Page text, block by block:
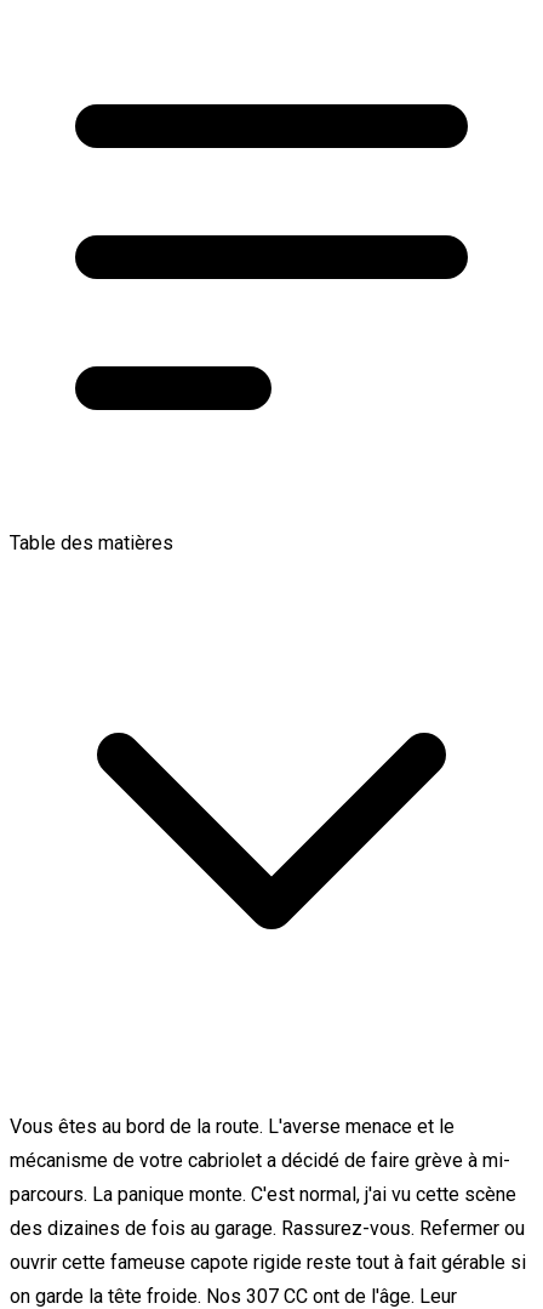
Table des matières
Vous êtes au bord de la route. L'averse menace et le
mécanisme de votre cabriolet a décidé de faire grève à mi-
parcours. La panique monte. C'est normal, j'ai vu cette scène
des dizaines de fois au garage. Rassurez-vous. Refermer ou
ouvrir cette fameuse capote rigide reste tout à fait gérable si
on garde la tête froide. Nos 307 CC ont de l'âge. Leur